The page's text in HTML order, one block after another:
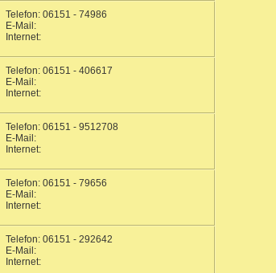
Telefon: 06151 - 74986
E-Mail:
Internet:
Telefon: 06151 - 406617
E-Mail:
Internet:
Telefon: 06151 - 9512708
E-Mail:
Internet:
Telefon: 06151 - 79656
E-Mail:
Internet:
Telefon: 06151 - 292642
E-Mail:
Internet: